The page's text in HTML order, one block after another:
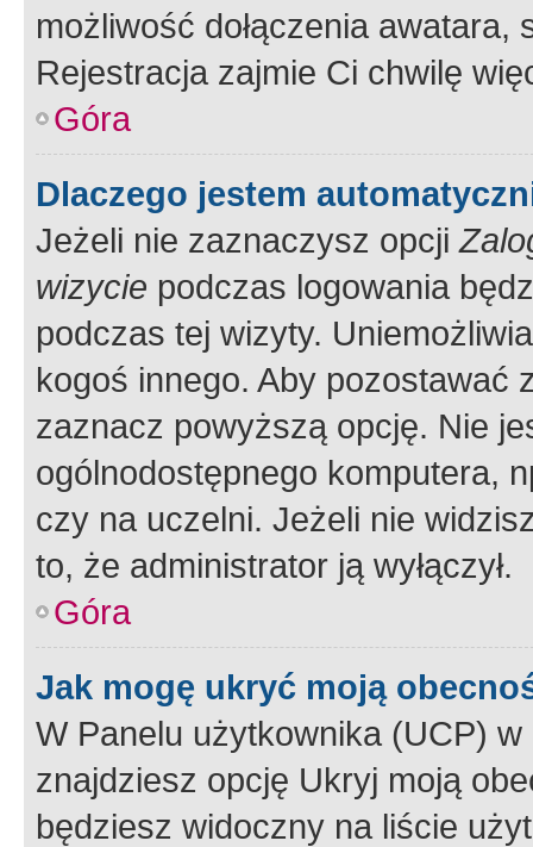
możliwość dołączenia
Rejestracja zajmie Ci chwilę
Góra
Dlaczego jestem
Jeżeli nie zaznaczysz opcji
wizycie podczas logowania
podczas tej wizyty.
kogoś innego. Aby pozostawać
zaznacz powyższą opcję. Nie
ogólnodostępnego komputera,
czy na uczelni. Jeżeli nie
to, że administrator ją wyłączył.
Góra
Jak mogę ukryć moją
W Panelu użytkownika (UCP) w
znajdziesz opcję Ukryj moją
będziesz widoczny na liście